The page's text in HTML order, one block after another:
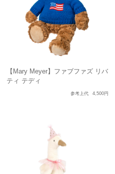
【Mary Meyer】ファブファズ リバ
ティ テディ
参考上代 4,500円